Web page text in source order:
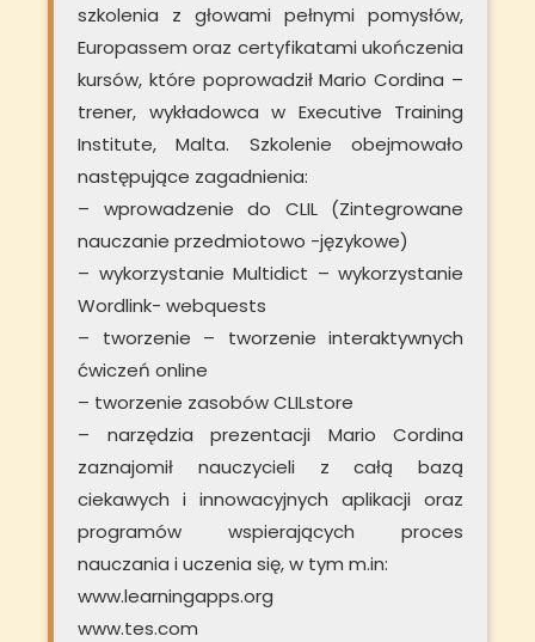
szkolenia z głowami pełnymi pomysłów,
Europassem oraz certyfikatami ukończenia
kursów, które poprowadził Mario Cordina –
trener, wykładowca w Executive Training
Institute, Malta. Szkolenie obejmowało
następujące zagadnienia:
– wprowadzenie do CLIL (Zintegrowane
nauczanie przedmiotowo -językowe)
– wykorzystanie Multidict – wykorzystanie
Wordlink- webquests
– tworzenie – tworzenie interaktywnych
ćwiczeń online
– tworzenie zasobów CLILstore
– narzędzia prezentacji Mario Cordina
zaznajomił nauczycieli z całą bazą
ciekawych i innowacyjnych aplikacji oraz
programów wspierających proces
nauczania i uczenia się, w tym m.in:
www.learningapps.org
www.tes.com